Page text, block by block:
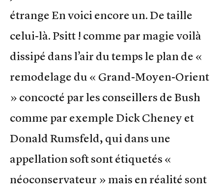
étrange En voici encore un. De taille
celui-là. Psitt ! comme par magie voilà
dissipé dans l’air du temps le plan de «
remodelage du « Grand-Moyen-Orient
» concocté par les conseillers de Bush
comme par exemple Dick Cheney et
Donald Rumsfeld, qui dans une
appellation soft sont étiquetés «
néoconservateur » mais en réalité sont